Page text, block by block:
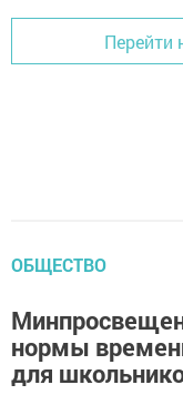
Перейти
ОБЩЕСТВО
нормы
для